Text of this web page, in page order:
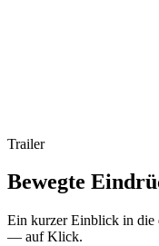
Trailer
Bewegte
Ein kurzer Einblick in die
— auf Klick.